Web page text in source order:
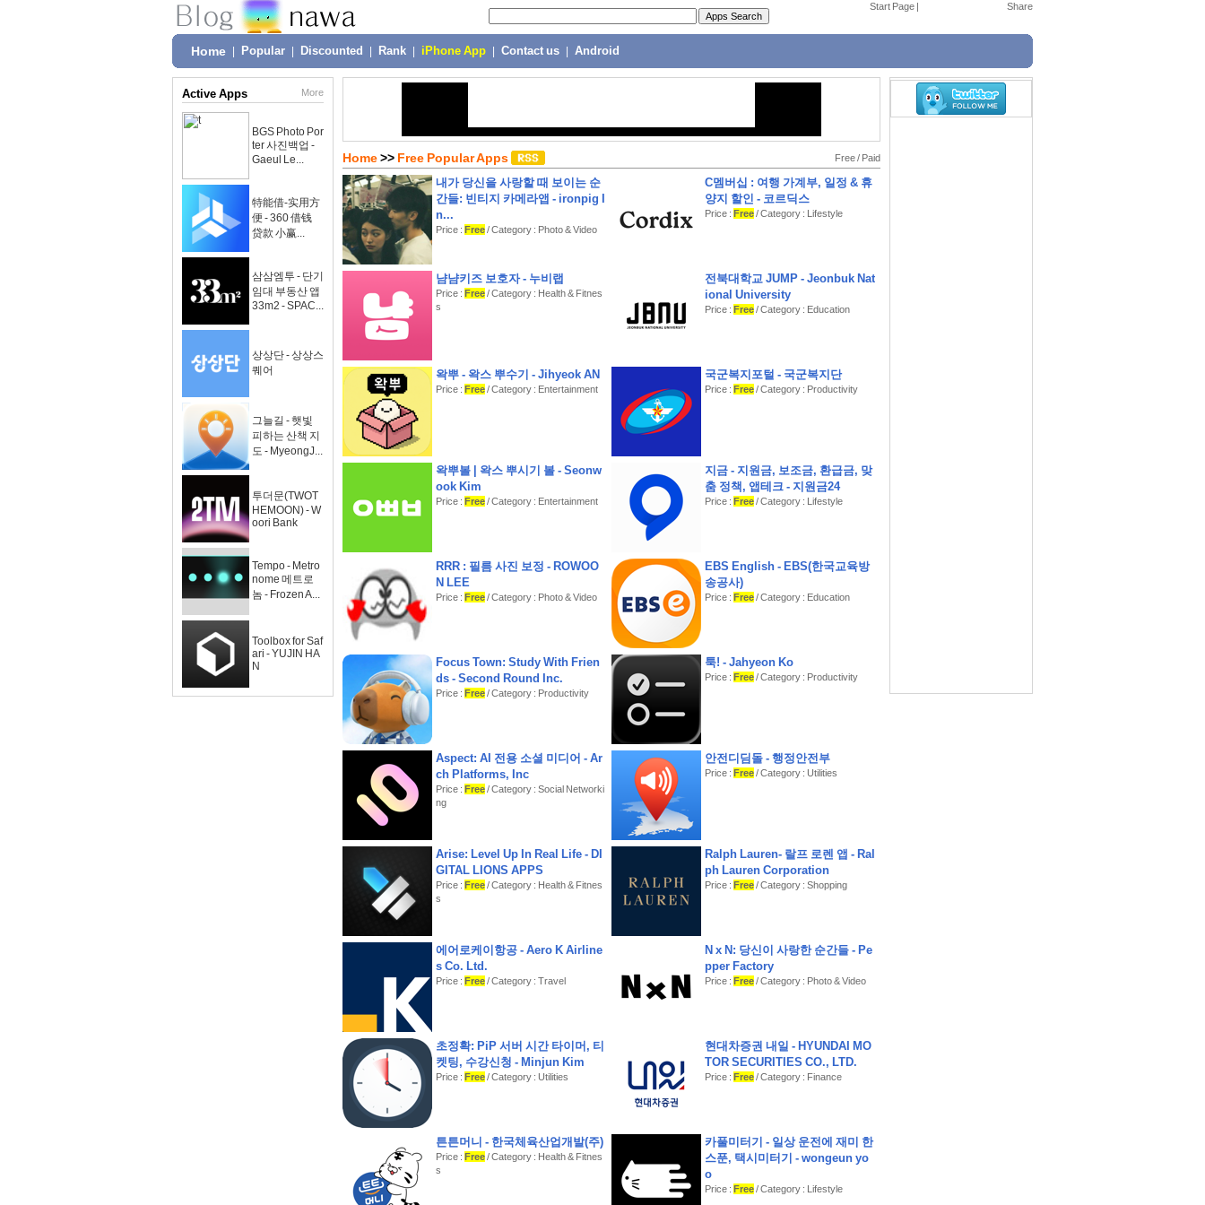
Start Page |
Home Popular Discounted Rank iPhone App Contact us Android
Active Apps More
BGS Photo Por
ter 사진백업 -
Gaeul Le...
特能借-实用方
便 - 360 借钱
贷款 小赢...
삼삼엠투 - 단기
임대 부동산 앱
33m2 - SPAC...
상상단 - 상상스
퀘어
그늘길 - 햇빛
피하는 산책 지
도 - MyeongJ...
투더문(TWOT
HEMOON) - W
oori Bank
Tempo - Metro
nome 메트로
놈 - Frozen A...
Toolbox for Saf
ari - YUJIN HA
N
Home>> Free Popular Apps Free/ Paid
내가 당신을 사랑할 때 보이는 순
간들: 빈티지 카메라앱 - ironpig I
n...
Price : Free/ Category : Photo & Video
C멤버십 : 여행 가계부, 일정 & 휴
양지 할인 - 코르딕스
Price : Free/ Category : Lifestyle
냠냠키즈 보호자 - 누비랩
Price : Free/ Category : Health & Fitnes
s
전북대학교 JUMP - Jeonbuk Nat
ional University
Price : Free/ Category : Education
왁뿌 - 왁스 뿌수기 - Jihyeok AN
Price : Free/ Category : Entertainment
국군복지포털 - 국군복지단
Price : Free/ Category : Productivity
왁뿌볼 | 왁스 뿌시기 볼 - Seonw
ook Kim
Price : Free/ Category : Entertainment
지금 - 지원금, 보조금, 환급금, 맞
춤 정책, 앱테크 - 지원금24
Price : Free/ Category : Lifestyle
RRR : 필름 사진 보정 - ROWOO
N LEE
Price : Free/ Category : Photo & Video
EBS English - EBS(한국교육방
송공사)
Price : Free/ Category : Education
Focus Town: Study With Frien
ds - Second Round Inc.
Price : Free/ Category : Productivity
툭! - Jahyeon Ko
Price : Free/ Category : Productivity
Aspect: AI 전용 소셜 미디어 - Ar
ch Platforms, Inc
Price : Free/ Category : Social Networki
ng
안전디딤돌 - 행정안전부
Price : Free/ Category : Utilities
Arise: Level Up In Real Life - DI
GITAL LIONS APPS
Price : Free/ Category : Health & Fitnes
s
Ralph Lauren- 랄프 로렌 앱 - Ral
ph Lauren Corporation
Price : Free/ Category : Shopping
에어로케이항공 - Aero K Airline
s Co. Ltd.
Price : Free/ Category : Travel
N x N: 당신이 사랑한 순간들 - Pe
pper Factory
Price : Free/ Category : Photo & Video
초정확: PiP 서버 시간 타이머, 티
켓팅, 수강신청 - Minjun Kim
Price : Free/ Category : Utilities
현대차증권 내일 - HYUNDAI MO
TOR SECURITIES CO., LTD.
Price : Free/ Category : Finance
튼튼머니 - 한국체육산업개발(주)
Price : Free/ Category : Health & Fitnes
s
카풀미터기 - 일상 운전에 재미 한
스푼, 택시미터기 - wongeun yo
o
Price : Free/ Category : Lifestyle